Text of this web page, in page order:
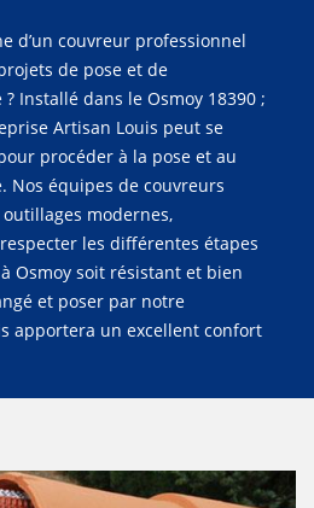
d’un couvreur professionnel
de pose et de
Installé dans le Osmoy 18390 ;
Artisan Louis peut se
procéder à la pose et au
Nos équipes de couvreurs
modernes,
les différentes étapes
Osmoy soit résistant et bien
et poser par notre
apportera un excellent confort